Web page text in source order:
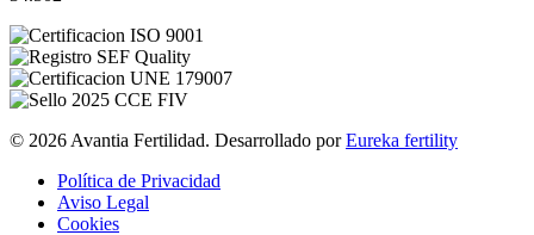
© 2026 Avantia Fertilidad. Desarrollado porEureka fertility
Política de Privacidad
Aviso Legal
Cookies